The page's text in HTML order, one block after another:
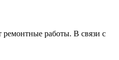
ремонтные работы. В связи с